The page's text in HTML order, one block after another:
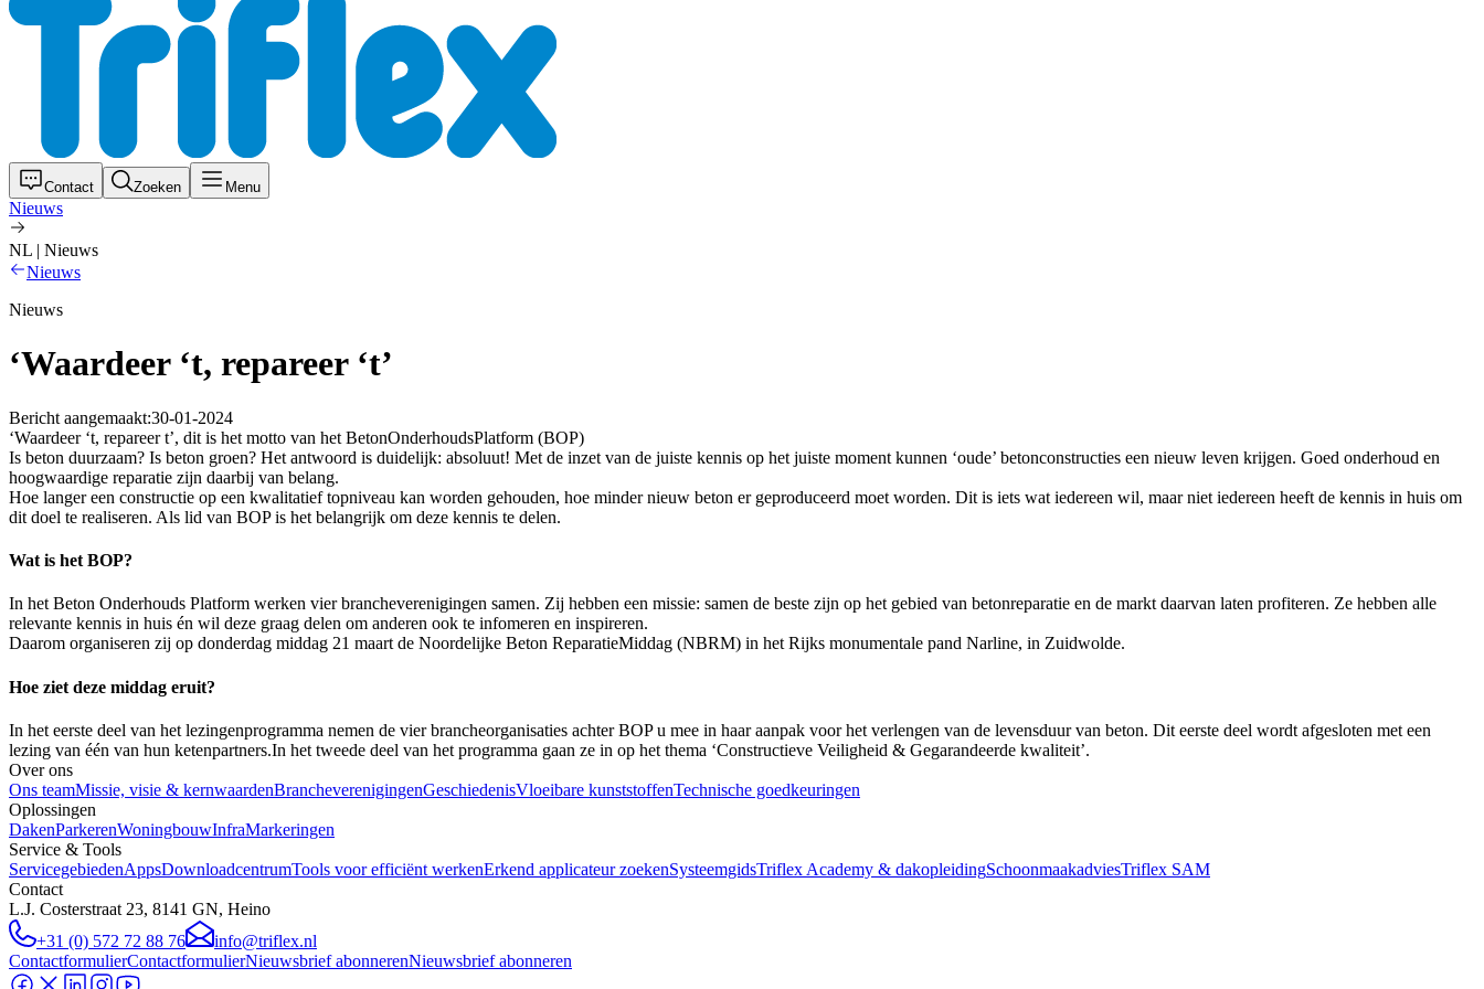
Contact Zoeken Menu
Nieuws
NL | Nieuws
Nieuws
Nieuws
‘Waardeer ‘t, repareer ‘t’
Bericht aangemaakt:30-01-2024
‘Waardeer ‘t, repareer t’, dit is het motto van het BetonOnderhoudsPlatform (BOP)
Is beton duurzaam? Is beton groen? Het antwoord is duidelijk: absoluut! Met de inzet van de juiste kennis op het juiste moment kunnen ‘oude’ betonconstructies een nieuw leven krijgen. Goed onderhoud en
hoogwaardige reparatie zijn daarbij van belang.
Hoe langer een constructie op een kwalitatief topniveau kan worden gehouden, hoe minder nieuw beton er geproduceerd moet worden. Dit is iets wat iedereen wil, maar niet iedereen heeft de kennis in huis om
dit doel te realiseren. Als lid van BOP is het belangrijk om deze kennis te delen.
Wat is het BOP?
In het Beton Onderhouds Platform werken vier brancheverenigingen samen. Zij hebben een missie: samen de beste zijn op het gebied van betonreparatie en de markt daarvan laten profiteren. Ze hebben alle
relevante kennis in huis én wil deze graag delen om anderen ook te infomeren en inspireren.
Daarom organiseren zij op donderdag middag 21 maart de Noordelijke Beton ReparatieMiddag (NBRM) in het Rijks monumentale pand Narline, in Zuidwolde.
Hoe ziet deze middag eruit?
In het eerste deel van het lezingenprogramma nemen de vier brancheorganisaties achter BOP u mee in haar aanpak voor het verlengen van de levensduur van beton. Dit eerste deel wordt afgesloten met een
lezing van één van hun ketenpartners.In het tweede deel van het programma gaan ze in op het thema ‘Constructieve Veiligheid & Gegarandeerde kwaliteit’.
Over ons
Ons teamMissie, visie & kernwaardenBrancheverenigingenGeschiedenisVloeibare kunststoffenTechnische goedkeuringen
Oplossingen
DakenParkerenWoningbouwInfraMarkeringen
Service & Tools
ServicegebiedenAppsDownloadcentrumTools voor efficiënt werkenErkend applicateur zoekenSysteemgidsTriflex Academy & dakopleidingSchoonmaakadviesTriflex SAM
Contact
L.J. Costerstraat 23, 8141 GN, Heino
+31 (0) 572 72 88 76
info@triflex.nl
ContactformulierContactformulierNieuwsbrief abonnerenNieuwsbrief abonneren